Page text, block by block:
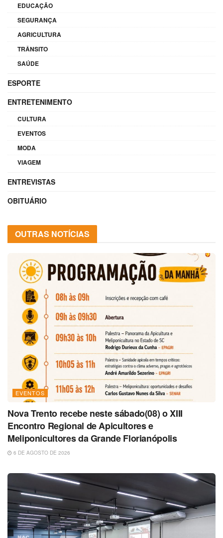
EDUCAÇÃO
SEGURANÇA
AGRICULTURA
TRÂNSITO
SAÚDE
ESPORTE
ENTRETENIMENTO
CULTURA
EVENTOS
MODA
VIAGEM
ENTREVISTAS
OBITUÁRIO
OUTRAS NOTÍCIAS
EVENTOS
Nova Trento recebe neste sábado(08) o XIII
Encontro Regional de Apicultores e
Meliponicultores da Grande Florianópolis
6 DE AGOSTO DE 2026